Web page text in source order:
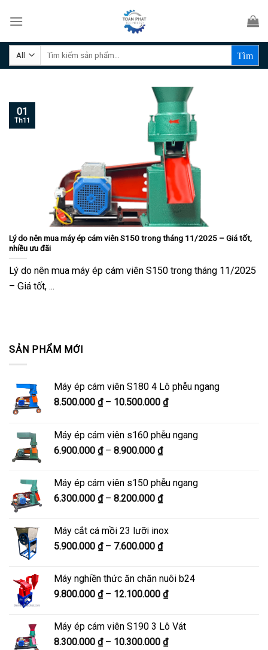
Tìm
SẢN PHẨM MỚI
Máy ép cám viên S180 4 Lô phễu ngang
8.500.000 ₫ – 10.500.000 ₫Khoảng
8.500.000 ₫
Máy ép cám viên s160 phễu ngang
6.900.000 ₫ – 8.900.000 ₫Khoảng
từ
6.900.000 ₫
đến
Máy ép cám viên s150 phễu ngang
6.300.000 ₫ – 8.200.000 ₫Khoảng
6.300.000 ₫
đến
Máy cắt cá mồi 23 lưỡi inox
5.900.000 ₫ – 7.600.000 ₫Khoảng
5.900.000 ₫
đến
Máy nghiền thức ăn chăn nuôi b24
9.800.000 ₫ – 12.100.000 ₫Khoảng
9.800.000 ₫
đến
Máy ép cám viên S190 3 Lô Vát
8.300.000 ₫ – 10.300.000 ₫Khoảng
Lý do nên mua máy ép cám viên S150 trong tháng 11/2025 – Giá tốt,
nhiều ưu đãi
Lý do nên mua máy ép cám viên S150 trong tháng 11/2025
– Giá tốt, ...
01
Th11